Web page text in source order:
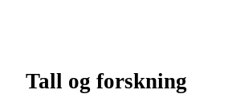
Tall og forskning